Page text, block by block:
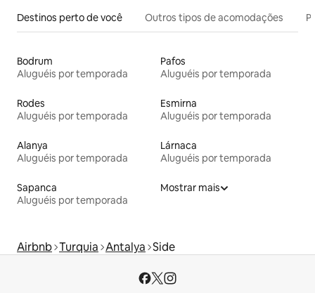
Destinos perto de você Outros tipos de acomodações
Bodrum
Aluguéis por temporada
Pafos
Aluguéis por temporada
Rodes
Aluguéis por temporada
Esmirna
Aluguéis por temporada
Alanya
Aluguéis por temporada
Lárnaca
Aluguéis por temporada
Sapanca
Aluguéis por temporada
Mostrar mais
Airbnb Turquia Antalya Side